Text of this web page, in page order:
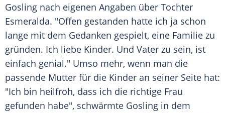
Gosling nach eigenen Angaben über Tochter
Esmeralda. "Offen gestanden hatte ich ja schon
lange mit dem Gedanken gespielt, eine Familie zu
gründen. Ich liebe Kinder. Und Vater zu sein, ist
einfach genial." Umso mehr, wenn man die
passende Mutter für die Kinder an seiner Seite hat:
"Ich bin heilfroh, dass ich die richtige Frau
gefunden habe", schwärmte Gosling in dem